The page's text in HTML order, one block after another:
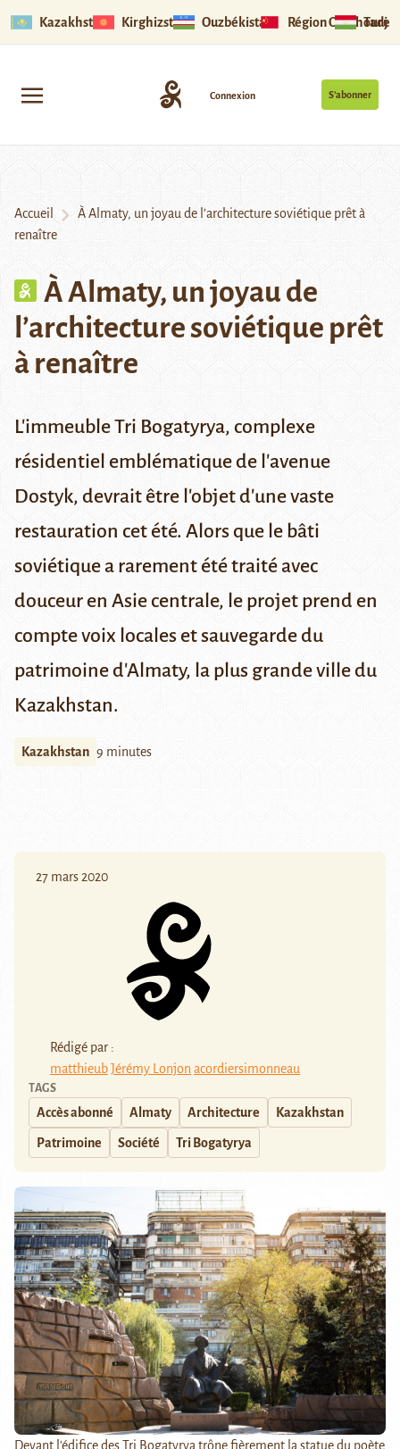
Kazakhstan Kirghizstan Ouzbékistan Région Ouïghoure
S’abonner
Connexion
Accueil
À Almaty, un joyau de l’architecture soviétique prêt à
renaître
À Almaty, un joyau de
l’architecture soviétique prêt
à renaître
L'immeuble Tri Bogatyrya, complexe
résidentiel emblématique de l'avenue
Dostyk, devrait être l'objet d'une vaste
restauration cet été. Alors que le bâti
soviétique a rarement été traité avec
douceur en Asie centrale, le projet prend en
compte voix locales et sauvegarde du
patrimoine d'Almaty, la plus grande ville du
Kazakhstan.
Kazakhstan 9 minutes
27 mars 2020
Rédigé par :
matthieubJérémy Lonjon acordiersimonneau
TAGS
Accès abonné Almaty Architecture Kazakhstan
Patrimoine Société Tri Bogatyrya
Devant l'édifice des Tri Bogatyrya trône fièrement la statue du poète